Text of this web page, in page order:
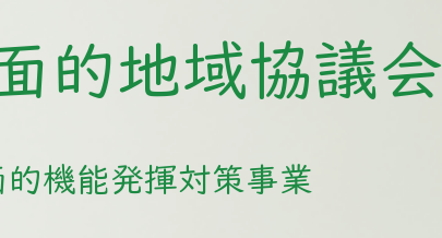
的地域協議会
機能発揮対策事業